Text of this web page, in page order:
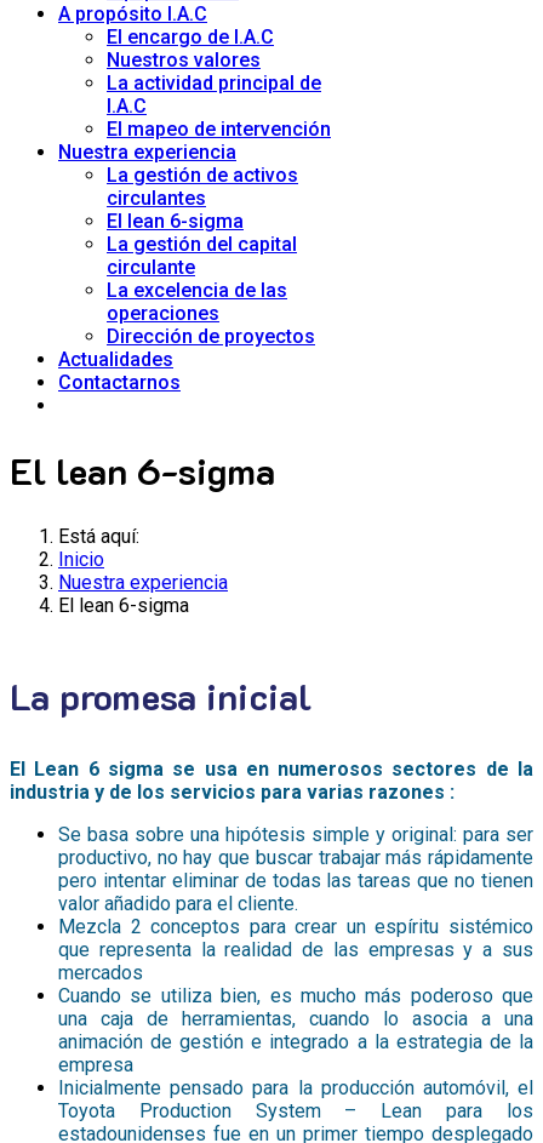
A propósito I.A.C
El encargo de I.A.C
Nuestros valores
La actividad principal de
I.A.C
El mapeo de intervención
Nuestra experiencia
La gestión de activos
circulantes
El lean 6-sigma
La gestión del capital
circulante
La excelencia de las
operaciones
Dirección de proyectos
Actualidades
Contactarnos
El lean 6-sigma
Está aquí:
Inicio
Nuestra experiencia
El lean 6-sigma
La promesa inicial
El Lean 6 sigma se usa en numerosos sectores de la
industria y de los servicios para varias razones :
Se basa sobre una hipótesis simple y original: para ser
productivo, no hay que buscar trabajar más rápidamente
pero intentar eliminar de todas las tareas que no tienen
valor añadido para el cliente.
Mezcla 2 conceptos para crear un espíritu sistémico
que representa la realidad de las empresas y a sus
mercados
Cuando se utiliza bien, es mucho más poderoso que
una caja de herramientas, cuando lo asocia a una
animación de gestión e integrado a la estrategia de la
empresa
Inicialmente pensado para la producción automóvil, el
Toyota Production System – Lean para los
estadounidenses fue en un primer tiempo desplegado